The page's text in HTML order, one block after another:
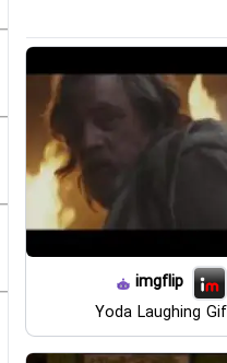
imgflip
Yoda Laughing Gif